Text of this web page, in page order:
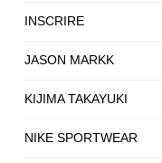
INSCRIRE
JASON MARKK
KIJIMA TAKAYUKI
NIKE SPORTWEAR